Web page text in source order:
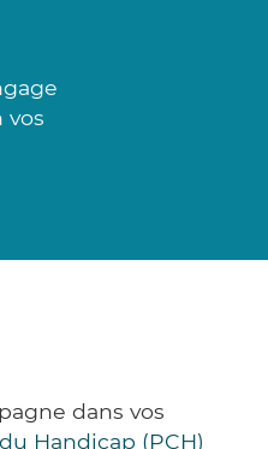
vos
dans vos
Handicap (PCH)